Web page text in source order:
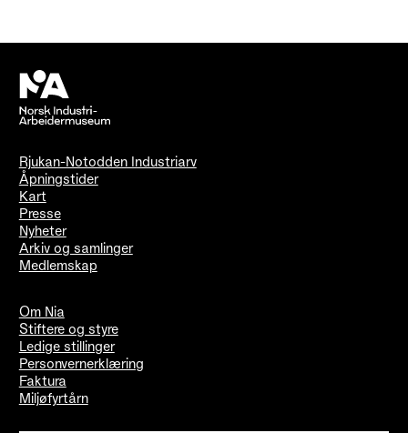
Rjukan-Notodden Industriarv
Åpningstider
Kart
Presse
Nyheter
Arkiv og samlinger
Medlemskap
Om Nia
Stiftere og styre
Ledige stillinger
Personvernerklæring
Faktura
Miljøfyrtårn